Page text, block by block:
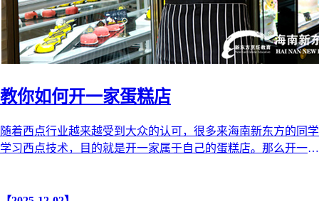
教你如何开一家蛋糕店
随着西点行业越来越受到大众的认可，很多来海南新东方的同学
学习西点技术，目的就是开一家属于自己的蛋糕店。那么开一家